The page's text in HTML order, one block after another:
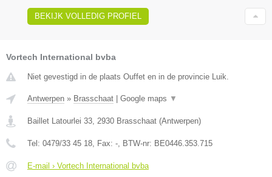
BEKIJK VOLLEDIG PROFIEL
Vortech International bvba
Niet gevestigd in de plaats Ouffet en in de provincie Luik.
Antwerpen » Brasschaat | Google maps ▼
Baillet Latourlei 33 2930 Brasschaat (Antwerpen)
Tel: 0479/33 45 18 , Fax: - , BTW-nr: BE0446.353.715
E-mail › Vortech International bvba